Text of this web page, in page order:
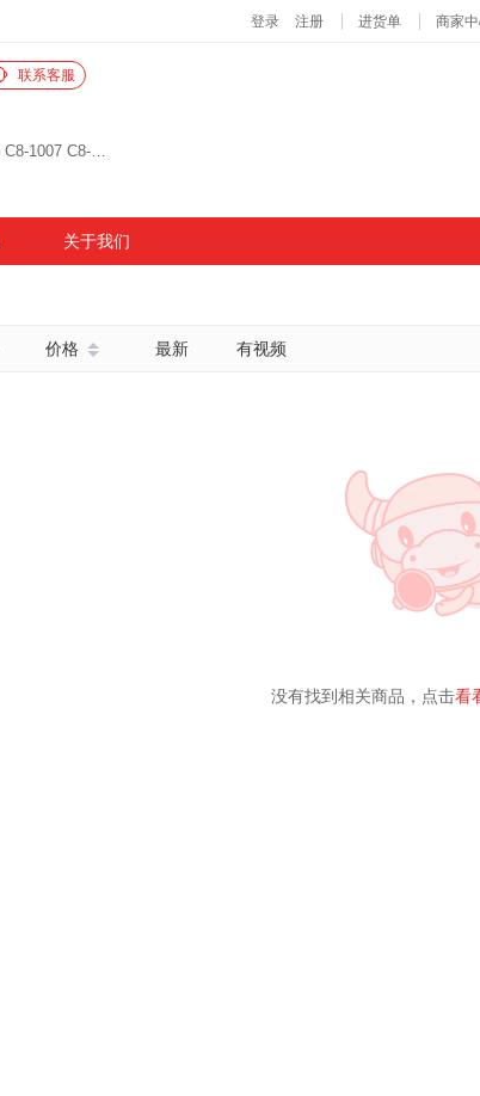
联系客服
义乌国际生产资料市场一楼/单元 /街C8-1006 C8-1007 C8-1008 C8-1009 C8-2003
关于我们
价格 最新 有视频
没有找到相关商品，点击看